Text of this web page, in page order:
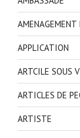
APPLICATION
ARTCILE SOUS
ARTICLES DE
ARTISTE